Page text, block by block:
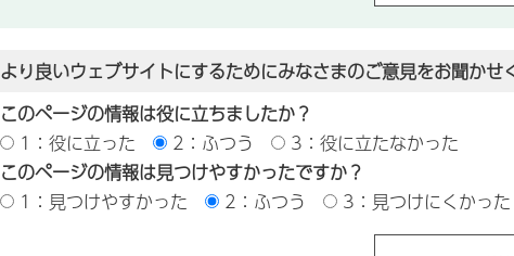
より良いウェブサイトにするためにみなさまのご意見をお聞かせ
このページの情報は役に立ちましたか？
1：役に立った
2：ふつう
3：役に立たなかった
このページの情報は見つけやすかったですか？
1：見つけやすかった
2：ふつう 3：見つけにくかった